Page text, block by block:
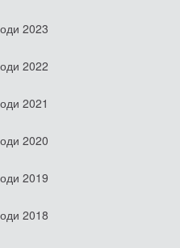
2023
2022
2021
2020
2019
2018